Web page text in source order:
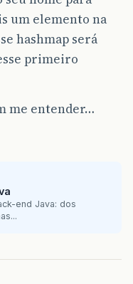
um elemento na
hashmap será
primeiro
me entender…
end Java: dos